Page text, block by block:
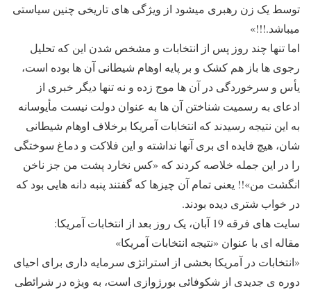
توسط یک زن رهبرى میشود از ویژگى هاى تاریخى چنین سیاستى
میباشد.!!!»
اما تنها چند روز پس از انتخابات و مشخص شدن این که تحلیل
رجوی ها باز هم کشک و بر پایه اوهام شیطانی آن ها بوده است،
یأس و سرخوردگی در آن ها موج زده و نه تنها دیگر خبری از
ادعای به رسمیت شناختن آن ها به عنوان دولت نیست مأیوسانه
به این نتیجه رسیدند که انتخابات آمریکا برخلاف اوهام شیطانی
شان، هیچ فایده ای بری آنها نداشته و این فلاکت و دماغ سوختگی
را در این جمله خلاصه کردند که «کس نخارد پشت من جز ناخن
انگشت من»!! یعنی تمام آن چیزها که گفتند پنبه دانه هایی بود که
در خواب شتری دیده بودند.
سایت های فرقه 19 آبان، یک روز بعد از انتخابات آمریکا:
مقاله ای با عنوان «نتیجه انتخابات آمریکا»
«انتخابات در آمریکا بخشی از استراتژی سرمایه دارى برای احیای
دوره ی جدیدی از شکوفائی بورژوازی است، به ویژه در شرائطی